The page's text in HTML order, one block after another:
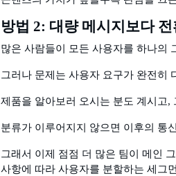
방법 2: 대량 메시지보다
많은 사람들이 모든 사용자를 하나의
그러나 문제는 사용자 요구가 완전히
제품을 알아보러 오시는 분도 계시고,
분류가 이루어지지 않으면 이후의 통
그래서 이제 점점 더 많은 팀이 메인
사항에 따라 사용자를 분할하는 세그